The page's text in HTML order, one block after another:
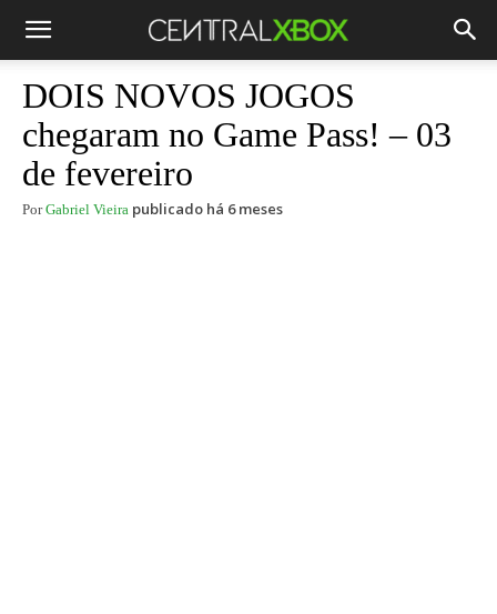
DOIS NOVOS JOGOS
chegaram no Game Pass! – 03
de fevereiro
Por Gabriel Vieira publicado há 6 meses